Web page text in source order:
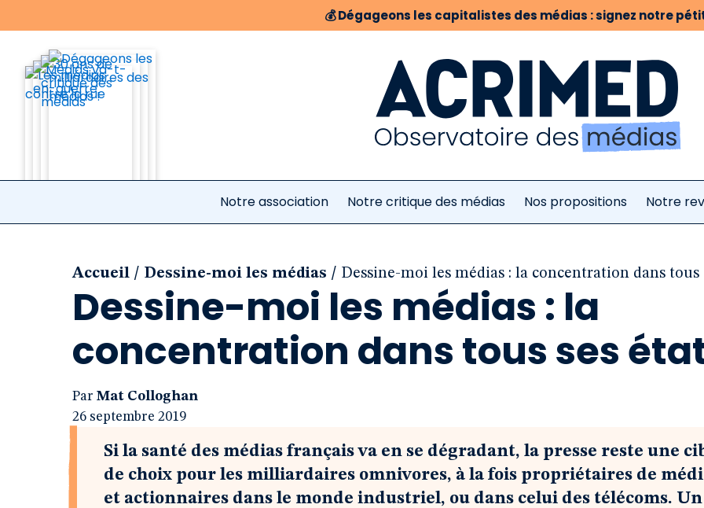
💰Dégageons les capitalistes des médias : signez notre
Notre association Notre critique des médias Nos propositions Notre
Accueil / Dessine-moi les médias / Dessine-moi les médias : la concentration dans tous
Dessine-moi les médias : la
concentration dans tous ses
Par Mat Colloghan
26 septembre 2019
Si la santé des médias français va en se dégradant, la presse reste une
de choix pour les milliardaires omnivores, à la fois propriétaires de
et actionnaires dans le monde industriel, ou dans celui des télécoms. Un